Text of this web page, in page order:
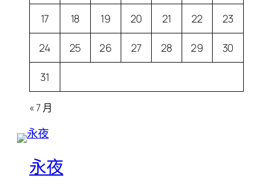
17 18 19 20 21 22 23
24 25 26 27 28 29 30
31
« 7 月
永夜